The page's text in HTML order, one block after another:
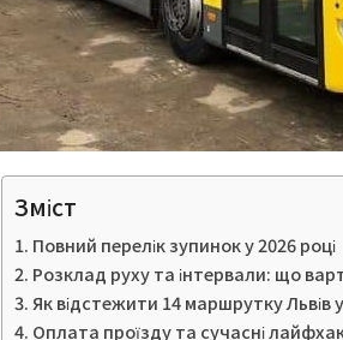
Зміст
Повний перелік зупинок у 2026 році
Розклад руху та інтервали: що
Як відстежити 14 маршрутку Львів
Оплата проїзду та сучасні